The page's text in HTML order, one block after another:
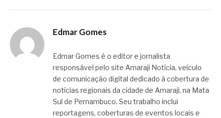
Edmar Gomes
Edmar Gomes é o editor e jornalista
responsável pelo site Amaraji Notícia, veículo
de comunicação digital dedicado à cobertura de
notícias regionais da cidade de Amaraji, na Mata
Sul de Pernambuco. Seu trabalho inclui
reportagens, coberturas de eventos locais e